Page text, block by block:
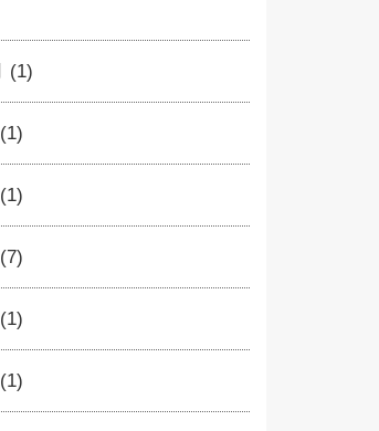
(1)
(1)
(1)
(7)
(1)
(1)